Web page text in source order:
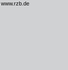
www.rzb.de